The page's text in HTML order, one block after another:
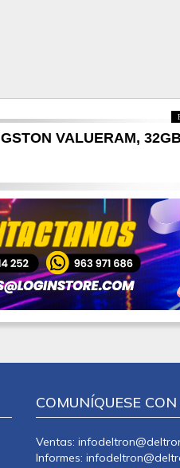
VALUERAM,
COMUNÍQUESE
Ventas:
Informes: